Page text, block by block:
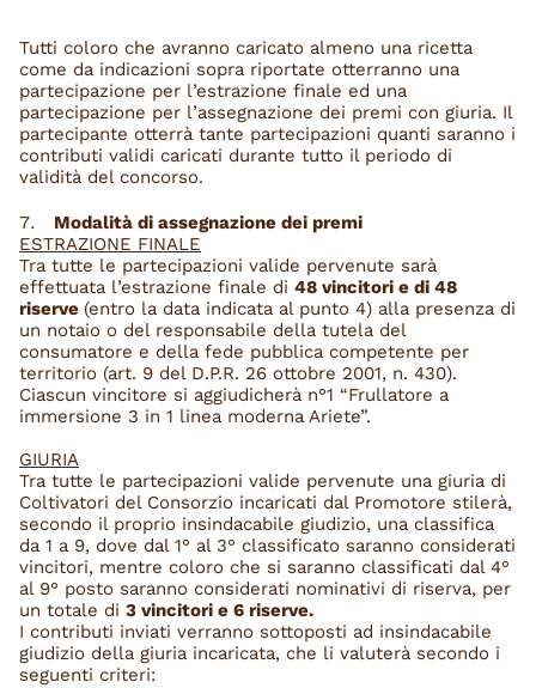
Tutti coloro che avranno caricato almeno una ricetta
come da indicazioni sopra riportate otterranno una
partecipazione per l’estrazione finale ed una
partecipazione per l’assegnazione dei premi con giuria. Il
partecipante otterrà tante partecipazioni quanti saranno i
contributi validi caricati durante tutto il periodo di
validità del concorso.
Modalità di assegnazione dei premi
ESTRAZIONE FINALE
Tra tutte le partecipazioni valide pervenute sarà
effettuata l’estrazione finale di 48 vincitori e di 48
riserve (entro la data indicata al punto 4) alla presenza di
un notaio o del responsabile della tutela del
consumatore e della fede pubblica competente per
territorio (art. 9 del D.P.R. 26 ottobre 2001, n. 430).
Ciascun vincitore si aggiudicherà n°1 “Frullatore a
immersione 3 in 1 linea moderna Ariete”.
GIURIA
Tra tutte le partecipazioni valide pervenute una giuria di
Coltivatori del Consorzio incaricati dal Promotore stilerà,
secondo il proprio insindacabile giudizio, una classifica
da 1 a 9, dove dal 1° al 3° classificato saranno considerati
vincitori, mentre coloro che si saranno classificati dal 4°
al 9° posto saranno considerati nominativi di riserva, per
un totale di 3 vincitori e 6 riserve.
I contributi inviati verranno sottoposti ad insindacabile
giudizio della giuria incaricata, che li valuterà secondo i
seguenti criteri: